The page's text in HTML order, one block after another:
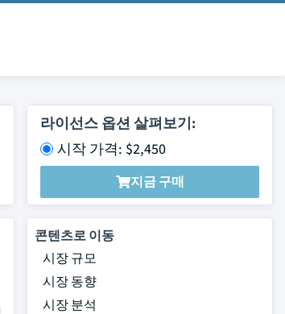
라이선스 옵션 살펴보기:
시작 가격: $2,450
지금 구매
콘텐츠로 이동
시장 규모
시장 동향
시장 분석